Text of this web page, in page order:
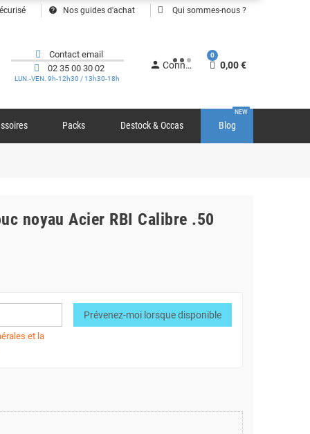
help Nos guides d'achat Qui sommes-nous ?
Contact email
02 35 00 30 02
LUN.-VEN. 9h-12h30 / 13h30-18h
person Connexion
0
0,00 €
Packs Destock & Occas Blog
NEW
noyau Acier RBI Calibre .50
et la
Prévenez-moi lorsque disponible